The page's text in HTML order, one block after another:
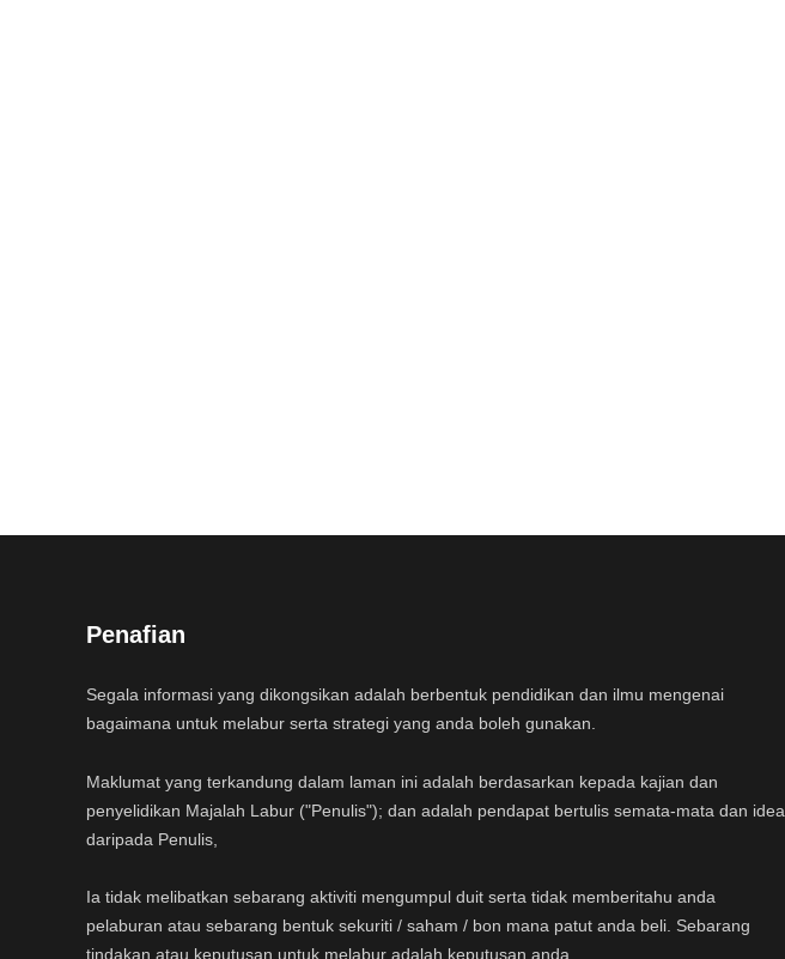
Penafian
Segala informasi yang dikongsikan adalah berbentuk pendidikan dan ilmu mengenai
bagaimana untuk melabur serta strategi yang anda boleh gunakan.
Maklumat yang terkandung dalam laman ini adalah berdasarkan kepada kajian dan
penyelidikan Majalah Labur ("Penulis"); dan adalah pendapat bertulis semata-mata dan idea
daripada Penulis,
Ia tidak melibatkan sebarang aktiviti mengumpul duit serta tidak memberitahu anda
pelaburan atau sebarang bentuk sekuriti / saham / bon mana patut anda beli. Sebarang
tindakan atau keputusan untuk melabur adalah keputusan anda.